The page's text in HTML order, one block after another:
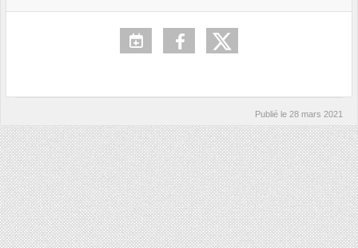
Publié le 28 mars 2021